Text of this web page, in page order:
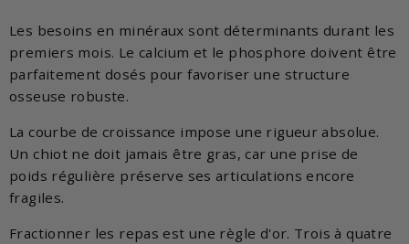
Les besoins en minéraux sont déterminants durant les
premiers mois. Le calcium et le phosphore doivent être
parfaitement dosés pour favoriser une structure
osseuse robuste.
La courbe de croissance impose une rigueur absolue.
Un chiot ne doit jamais être gras, car une prise de
poids régulière préserve ses articulations encore
fragiles.
Fractionner les repas est une règle d'or. Trois à quatre